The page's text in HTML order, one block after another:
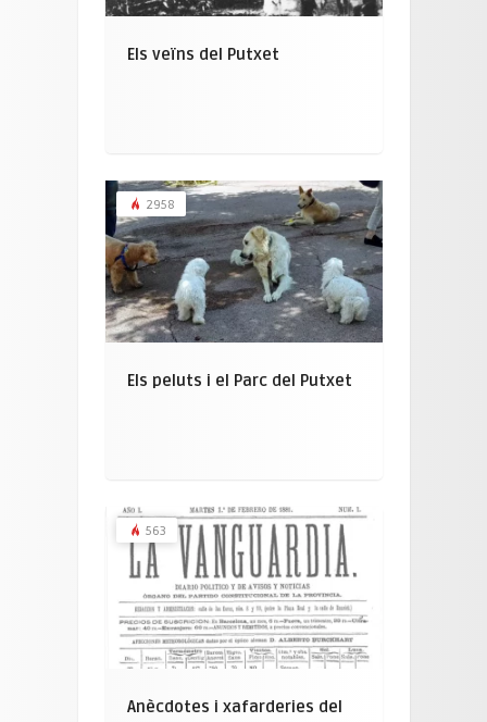
Els veïns del Putxet
2958
Els peluts i el Parc del Putxet
563
Anècdotes i xafarderies del